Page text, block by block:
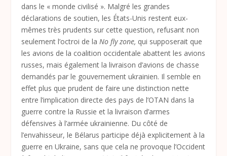
dans le « monde civilisé ». Malgré les grandes
déclarations de soutien, les États-Unis restent eux-
mêmes très prudents sur cette question, refusant non
seulement l’octroi de laNo fly zone, qui supposerait que
les avions de la coalition occidentale abattent les avions
russes, mais également la livraison d’avions de chasse
demandés par le gouvernement ukrainien. Il semble en
effet plus que prudent de faire une distinction nette
entre l’implication directe des pays de l’OTAN dans la
guerre contre la Russie et la livraison d’armes
défensives à l’armée ukrainienne. Du côté de
l’envahisseur, le Bélarus participe déjà explicitement à la
guerre en Ukraine, sans que cela ne provoque l’Occident